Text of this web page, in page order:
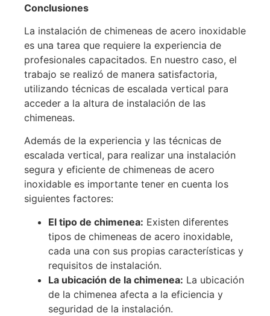
Conclusiones
La instalación de chimeneas de acero inoxidable
es una tarea que requiere la experiencia de
profesionales capacitados. En nuestro caso, el
trabajo se realizó de manera satisfactoria,
utilizando técnicas de escalada vertical para
acceder a la altura de instalación de las
chimeneas.
Además de la experiencia y las técnicas de
escalada vertical, para realizar una instalación
segura y eficiente de chimeneas de acero
inoxidable es importante tener en cuenta los
siguientes factores:
El tipo de chimenea: Existen diferentes
tipos de chimeneas de acero inoxidable,
cada una con sus propias características y
requisitos de instalación.
La ubicación de la chimenea: La ubicación
de la chimenea afecta a la eficiencia y
seguridad de la instalación.